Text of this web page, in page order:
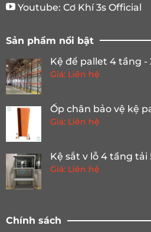
Youtube: Cơ Khí 3s Official
Sản phẩm nổi bật
Kệ để pallet 4 tầng
Giá: Liên hệ
Ốp chân bảo vệ kệ
Giá: Liên hệ
Kệ sắt v lỗ 4 tầng
Giá: Liên hệ
Chính sách